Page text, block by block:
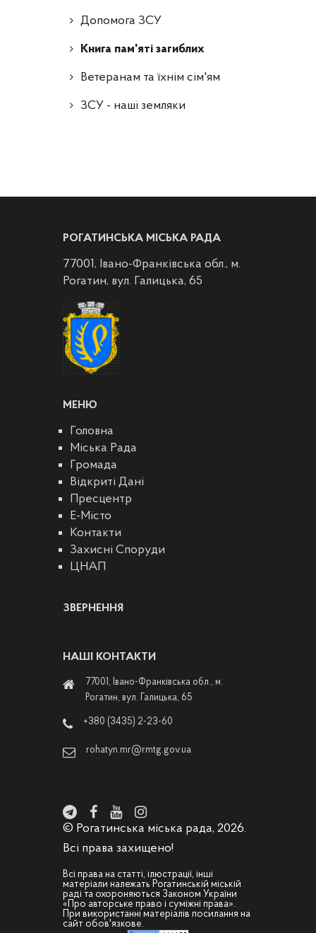
Допомога ЗСУ
Книга пам'яті загиблих
Ветеранам та їхнім сім'ям
ЗСУ - наші земляки
РОГАТИНСЬКА МІСЬКА РАДА
77001, Івано-Франківська обл., м.
Рогатин, вул. Галицька, 65
МЕНЮ
Головна
Міська Рада
Громада
Відкриті Дані
Пресцентр
E-Місто
Контакти
Захисні Споруди
ЦНАП
ЗВЕРНЕННЯ
НАШІ КОНТАКТИ
77001, Івано-Франківська обл., м.
Рогатин, вул. Галицька, 65
+380 (3435) 2-23-60
rohatyn.mr@rmtg.gov.ua
© Рогатинська міська рада, 2026.
Всі права захищено!
Всі права на статті, ілюстрації, інші
матеріали належать Рогатинській міській
раді та охороняються Законом України
«Про авторське право і суміжні права».
При використанні матеріалів посилання на
сайт обов'язкове.